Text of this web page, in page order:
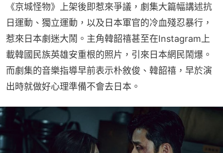
《京城怪物》上架後即惹來爭議，劇集大篇幅講述抗
日運動、獨立運動，以及日本軍官的冷血殘忍暴行，
惹來日本劇迷大鬧。主角韓韶禧甚至在Instagram上
載韓國民族英雄安重根的照片，引來日本網民鬧爆。
而劇集的音樂指導早前表示朴敘俊、韓韶禧，早於演
出時就做好心理準備不會去日本。